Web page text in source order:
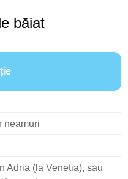
băiat
neamuri
Adria (la Veneția), sau